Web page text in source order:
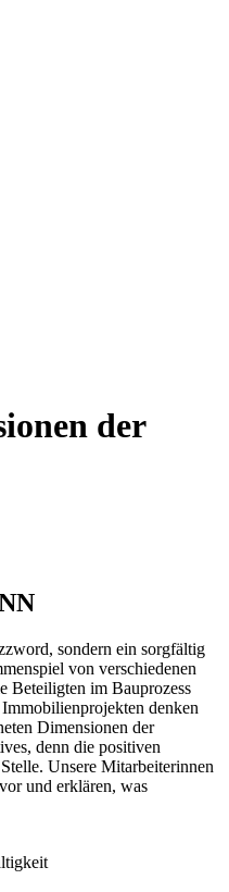
der
sondern ein sorgfältig
von verschiedenen
Beteiligten im Bauprozess
denken
Dimensionen der
denn die positiven
Unsere Mitarbeiterinnen
und erklären, was